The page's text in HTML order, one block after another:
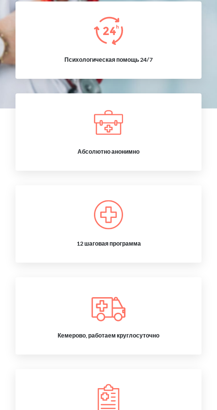
Психологическая помощь 24/7
Абсолютно анонимно
12 шаговая программа
Кемерово, работаем круглосуточно